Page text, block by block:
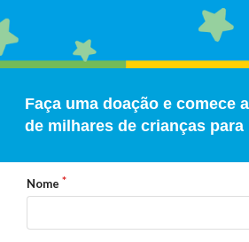
Faça uma doação e comece
de milhares de crianças para
Nome